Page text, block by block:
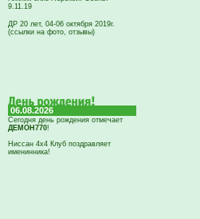
9.11.19
ДР 20 лет, 04-06 октября 2019г.
(ссылки на фото, отзывы)
06.08.2026
Сегодня день рождения отмечает
ДЕМОН770!
Ниссан 4х4 Клуб поздравляет
именинника!